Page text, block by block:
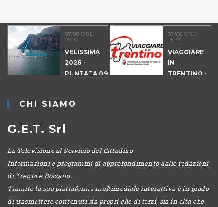
07/08 ORE:
19.15
VELISSIMA
2026 -
PUNTATA 09
LEVICO
07/08 ORE:
18.39
VIAGGIARE
IN
TRENTINO -
CHI SIAMO
G.E.T. Srl
La Televisione al Servizio del Cittadino
Informazioni e programmi di approfondimento dalle redazioni
di Trento e Bolzano.
Tramite la sua piattaforma multimediale interattiva è in grado
di trasmettere contenuti sia propri che di terzi, sia in alta che